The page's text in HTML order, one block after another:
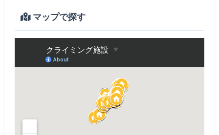
マップで探す